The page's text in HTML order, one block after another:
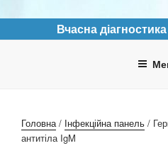
ПАНАКЕЯ
Вчасна
Головна/ Інфекційна панель /
антитіла IgM